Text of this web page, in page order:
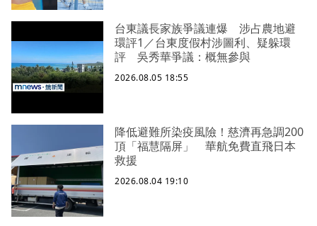
台東議長家族爭議連爆 涉占農地避
環評1／台東度假村涉圖利、疑躲環
評 吳秀華爭議：概無參與
2026.08.05 18:55
降低避難所染疫風險！慈濟再急調200
頂「福慧隔屏」 華航免費直飛日本
救援
2026.08.04 19:10